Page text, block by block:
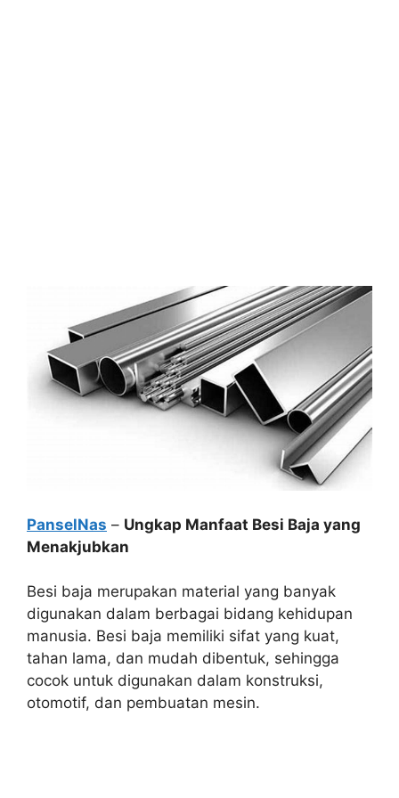
PanselNas – Ungkap Manfaat Besi Baja yang
Menakjubkan
Besi baja merupakan material yang banyak
digunakan dalam berbagai bidang kehidupan
manusia. Besi baja memiliki sifat yang kuat,
tahan lama, dan mudah dibentuk, sehingga
cocok untuk digunakan dalam konstruksi,
otomotif, dan pembuatan mesin.